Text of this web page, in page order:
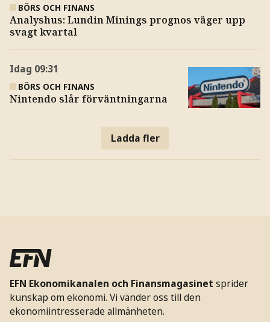
BÖRS OCH FINANS
Analyshus: Lundin Minings prognos väger upp
svagt kvartal
Idag 09:31
BÖRS OCH FINANS
Nintendo slår förväntningarna
Ladda fler
EFN Ekonomikanalen och Finansmagasinet sprider
kunskap om ekonomi. Vi vänder oss till den
ekonomiintresserade allmänheten.